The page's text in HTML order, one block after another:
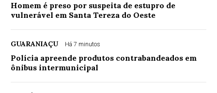
Homem é preso por suspeita de estupro de
vulnerável em Santa Tereza do Oeste
GUARANIAÇU Há 7 minutos
Polícia apreende produtos contrabandeados em
ônibus intermunicipal